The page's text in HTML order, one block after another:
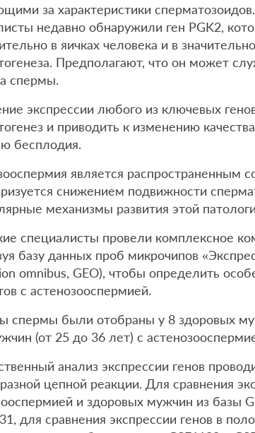
за характеристики
недавно обнаружили ген PGK2,
в яичках человека и в
Предполагают, что он может
спермы.
экспрессии любого из ключевых
и приводить к изменению
бесплодия.
является распространенным
снижением подвижности
механизмы развития этой
специалисты провели комплексное
базу данных проб микрочипов
omnibus, GEO), чтобы определить
с астенозооспермией.
спермы были отобраны у 8 здоровых
(от 25 до 36 лет) с
анализ экспрессии генов
цепной реакции. Для сравнения
и здоровых мужчин из базы
для сравнения экспрессии генов в